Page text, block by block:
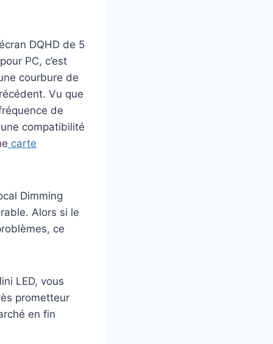
DQHD de 5
PC, c’est
courbure de
Vu que
de
compatibilité
carte
Dimming
Alors si le
ce
LED, vous
prometteur
en fin